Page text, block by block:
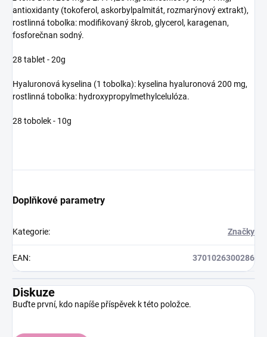
antioxidanty (tokoferol, askorbylpalmitát, rozmarýnový extrakt),
rostlinná tobolka: modifikovaný škrob, glycerol, karagenan,
fosforečnan sodný.
28 tablet - 20g
Hyaluronová kyselina (1 tobolka): kyselina hyaluronová 200 mg,
rostlinná tobolka: hydroxypropylmethylcelulóza.
28 tobolek - 10g
Doplňkové parametry
Kategorie: Značky
EAN: 3701026300286
Diskuze
Buďte první, kdo napíše příspěvek k této položce.